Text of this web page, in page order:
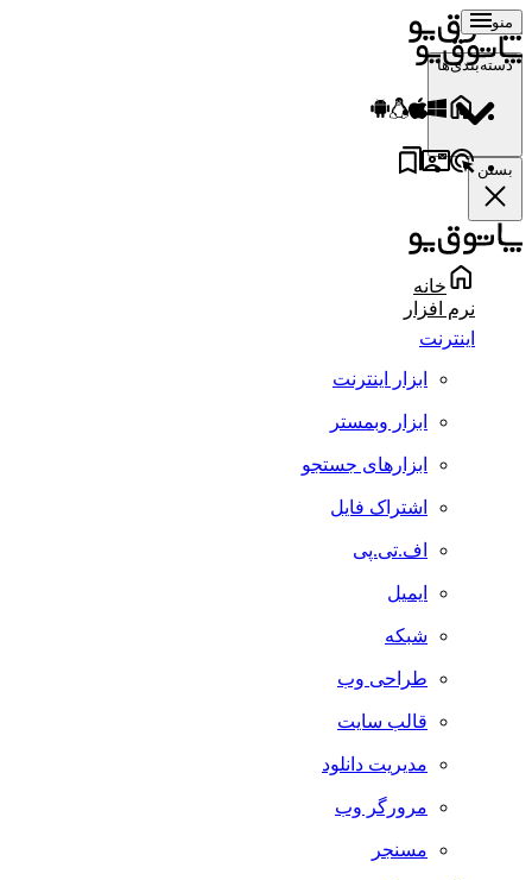
منو
دسته‌بندی‌ها
بستن
خانه
نرم افزار
اینترنت
ابزار اینترنت
ابزار وبمستر
ابزارهای جستجو
اشتراک فایل
اف.تی.پی
ایمیل
شبکه
طراحی وب
قالب سایت
مدیریت دانلود
مرورگر وب
مسنجر